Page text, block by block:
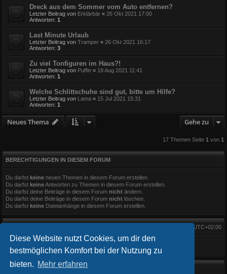
Diese Website nutzt Cookies, um dir den
bestmöglichen Komfort bei der Nutzung zu
bieten. Mehr erfahren
Dreck aus dem Sommer vom Auto entfernen?
Letzter Beitrag von Erklärbär « 26 Okt 2021 17:00
Antworten: 1
Last Minute Urlaub
Letzter Beitrag von Tramper « 26 Okt 2021 16:17
Antworten: 3
Zu viel Tonfiguren im Haus?!
Letzter Beitrag von Puffin « 18 Aug 2021 11:41
Antworten: 1
Welche Schlittschuhe sind gut, bitte um Hilfe?
Letzter Beitrag von Lama « 15 Jul 2021 15:31
Antworten: 1
Neues Thema Gehe zu
17 Themen Seite 1 von 1
BERECHTIGUNGEN IN DIESEM FORUM
Du darfst keine neuen Themen in diesem Forum erstellen.
Du darfst keineAntworten zu Themen in diesem Forum erstellen.
Du darfst deine Beiträge in diesem Forum nicht ändern.
Du darfst deine Beiträge in diesem Forum nicht löschen.
Du darfst keine Dateianhänge in diesem Forum erstellen.
UTC+02:00
Startseite Foren-Übersicht